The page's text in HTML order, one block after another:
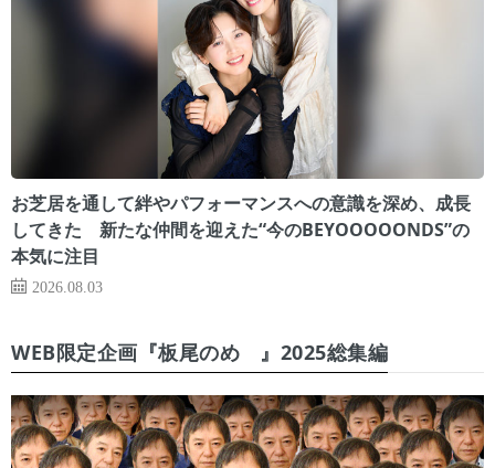
お芝居を通して絆やパフォーマンスへの意識を深め、成長
してきた 新たな仲間を迎えた“今のBEYOOOOONDS”の
本気に注目
2026.08.03
WEB限定企画『板尾のめ゙』2025総集編